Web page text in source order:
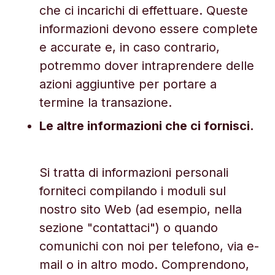
che ci incarichi di effettuare. Queste
informazioni devono essere complete
e accurate e, in caso contrario,
potremmo dover intraprendere delle
azioni aggiuntive per portare a
termine la transazione.
Le altre informazioni che ci fornisci.
Si tratta di informazioni personali
forniteci compilando i moduli sul
nostro sito Web (ad esempio, nella
sezione "contattaci") o quando
comunichi con noi per telefono, via e-
mail o in altro modo. Comprendono,